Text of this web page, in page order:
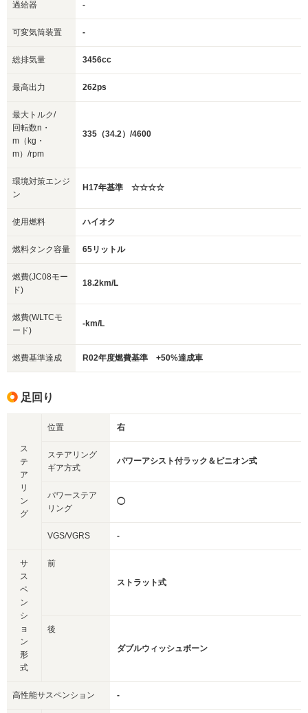
過給器 -
可変気筒装置 -
総排気量 3456cc
最高出力 262ps
最大トルク/
回転数n・
m（kg・
m）/rpm
335（34.2）/4600
環境対策エンジ
ン
H17年基準 ☆☆☆☆
使用燃料 ハイオク
燃料タンク容量 65リットル
燃費(JC08モー
ド)
18.2km/L
燃費(WLTCモ
ード)
-km/L
燃費基準達成 R02年度燃費基準 +50%達成車
足回り
ス
テ
ア
リ
ン
グ
位置 右
ステアリング
ギア方式
パワーアシスト付ラック＆ピニオン式
パワーステア
リング
◯
VGS/VGRS -
サ
ス
ペ
ン
シ
ョ
ン
形
式
前
ストラット式
後
ダブルウィッシュボーン
高性能サスペンション -